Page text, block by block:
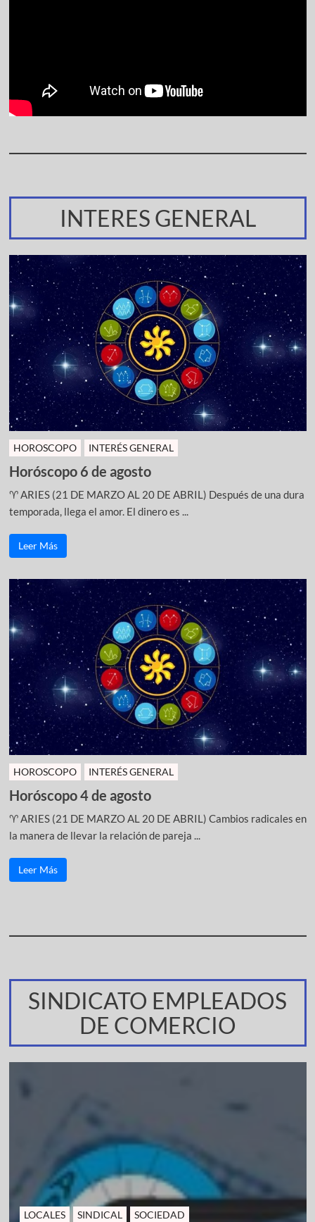
INTERES GENERAL
HOROSCOPO INTERÉS GENERAL
Horóscopo 6 de agosto
♈ ARIES (21 DE MARZO AL 20 DE ABRIL) Después de una dura
temporada, llega el amor. El dinero es ...
Leer Más
HOROSCOPO INTERÉS GENERAL
Horóscopo 4 de agosto
♈ ARIES (21 DE MARZO AL 20 DE ABRIL) Cambios radicales en
la manera de llevar la relación de pareja ...
Leer Más
SINDICATO EMPLEADOS
DE COMERCIO
LOCALES SINDICAL SOCIEDAD